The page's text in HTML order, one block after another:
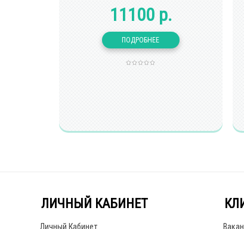
11100 р.
ЛИЧНЫЙ КАБИНЕТ
Личный Кабинет